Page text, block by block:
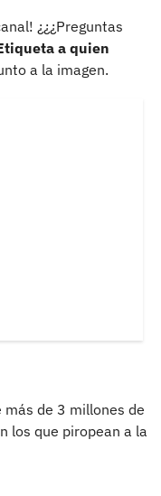
¿¿¿Preguntas
a quien
a la imagen.
de 3 millones de
los que piropean a la